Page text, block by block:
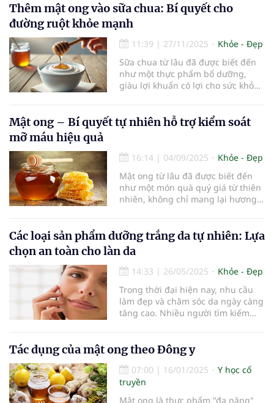
đều có thể sống sót qua hệ tiêu
hóa để đến được đường ruột. Một
nghiên cứu mới đây đã chỉ ra rằng
việc thêm mật ong vào sữa chua có
thể là một cách hiệu quả giúp cải
thiện khả năng sống sót của các lợi
khuẩn này.
Thêm mật ong vào sữa chua: Bí quyết cho
đường ruột khỏe mạnh
11:39 | 27/11/2025
Khỏe - Đẹp
Sữa chua từ lâu đã được biết đến
như một thực phẩm bổ dưỡng,
giàu lợi khuẩn có lợi cho sức khỏe
đều có thể sống sót qua hệ tiêu
hóa để đến được đường ruột. Một
việc thêm mật ong vào sữa chua có
thể là một cách hiệu quả giúp cải
thiện khả năng sống sót của các lợi
khuẩn này.
Mật ong – Bí quyết tự nhiên hỗ trợ kiểm soát
mỡ máu hiệu quả
16:14 | 04/09/2025
Khỏe - Đẹp
Mật ong từ lâu đã được biết đến
như một món quà quý giá từ thiên
nhiên, không chỉ mang lại hương
Các loại sản phẩm dưỡng trắng da tự nhiên: Lựa
chọn an toàn cho làn da
14:33 | 26/05/2025
Khỏe - Đẹp
Trong thời đại hiện nay, nhu cầu
làm đẹp và chăm sóc da ngày càng
tăng cao. Nhiều người tìm kiếm
khỏe mạnh mà không gây hại cho
sức khỏe. Bài viết này sẽ giới thiệu
về các loại sản phẩm dưỡng trắng
da tự nhiên, giúp bạn có thêm lựa
chọn an toàn và hiệu quả.
Tác dụng của mật ong theo Đông y
07:00 | 16/01/2025
Y học cổ
truyền
Mật ong là thực phẩm "đa năng"